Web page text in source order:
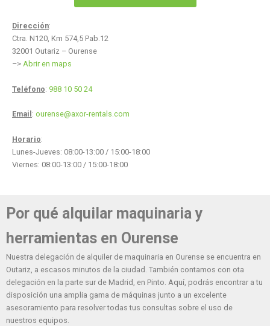
Dirección:
Ctra. N120, Km 574,5 Pab.12
32001 Outariz – Ourense
–> Abrir en maps
Teléfono: 988 10 50 24
Email : ourense@axor-rentals.com
Horario:
Lunes-Jueves: 08:00-13:00 / 15:00-18:00
Viernes: 08:00-13:00 / 15:00-18:00
Por qué alquilar maquinaria y
herramientas en Ourense
Nuestra delegación de alquiler de maquinaria en Ourense se encuentra en
Outariz, a escasos minutos de la ciudad. También contamos con ota
delegación en la parte sur de Madrid, en Pinto. Aquí, podrás encontrar a tu
disposición una amplia gama de máquinas junto a un excelente
asesoramiento para resolver todas tus consultas sobre el uso de
nuestros equipos.